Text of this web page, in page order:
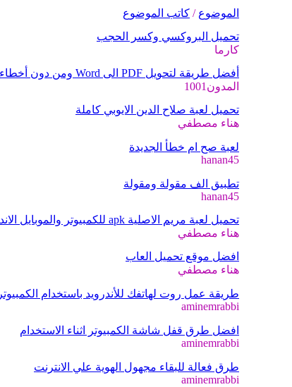
الموضوع / كاتب الموضوع
تحميل البروكسي وكسر الحجب
كارما
أفضل طريقة لتحويل PDF الى Word ومن دون أخطاء
المدون1001
تحميل لعبة صلاح الدين الايوبي كاملة
هناء مصطفي
لعبة صح ام خطأ الجديدة
hanan45
تطبيق الف مقولة ومقولة
hanan45
تحميل لعبة مريم الاصلية apk للكمبيوتر والموبايل الاندرويد والايفون
هناء مصطفي
افضل موقع تحميل العاب
هناء مصطفي
طريقة عمل روت لهاتفك للأندرويد باستخدام الكمبيوتر
aminemrabbi
افضل طرق قفل شاشة الكمبيوتر اثناء الاستخدام
aminemrabbi
طرق فعالة للبقاء مجهول الهوية علي الانترنت
aminemrabbi